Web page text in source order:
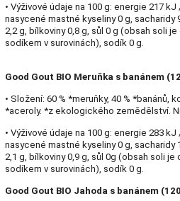
• Výživové údaje na 100 g: energie 217
nasycené mastné kyseliny 0 g, sacharidy
2,2 g, bílkoviny 0,8 g, sůl 0 g (obsah soli
sodíkem v surovinách), sodík 0 g.
Good Gout BIO Meruňka s banánem
• Složení: 60 % *meruňky, 40 % *banánů,
*aceroly. *z ekologického zemědělství.
• Výživové údaje na 100 g: energie 283
nasycené mastné kyseliny 0 g, sacharidy
2,1 g, bílkoviny 0,9 g, sůl 0g (obsah soli
sodíkem v surovinách), sodík 0 g.
Good Gout BIO Jahoda s banánem